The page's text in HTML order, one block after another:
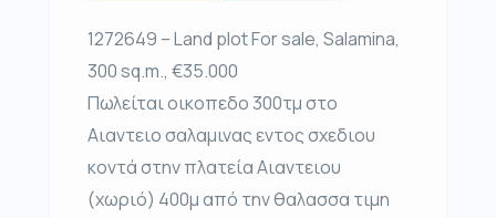
1272649 – Land plot For sale, Salamina,
300 sq.m., €35.000
Πωλείται οικοπεδο 300τμ στο
Αιαντειο σαλαμινας εντος σχεδιου
κοντά στην πλατεία Αιαντειου
(χωριό) 400μ από την θαλασσα τιμη